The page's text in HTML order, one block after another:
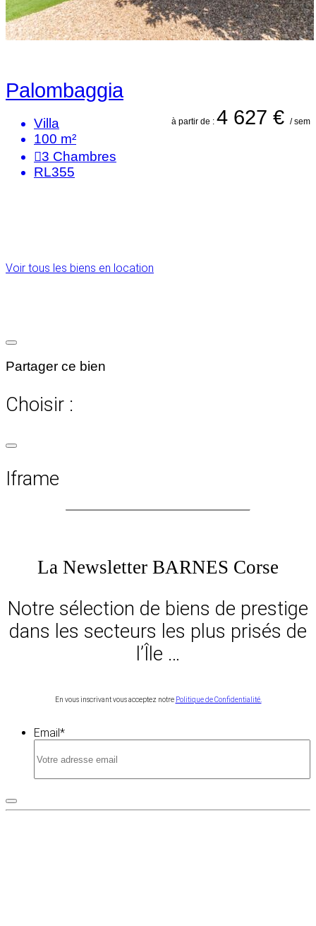
Palombaggia
à partir de : 4 627 € / sem
Villa
100 m²
3 Chambres
RL355
Voir tous les biens en location
Partager ce bien
Choisir :
Iframe
La Newsletter BARNES Corse
Notre sélection de biens de prestige
dans les secteurs les plus prisés de
l’Île …
En vous inscrivant vous acceptez notre Politique de Confidentialité.
Email*